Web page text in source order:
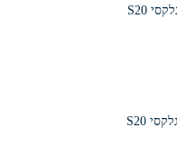
OtterBox יודעת להגן בצורה אמינה על גלקסי S20
המגן עולה מעל גובה המסך להגנה על הגלקסי S20